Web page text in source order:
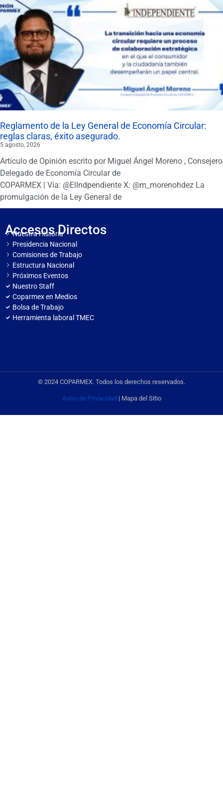
Reglamento de la Ley General de Economía Circular:
reglas claras, éxito asegurado.
5 agosto, 2026
Artículo de Opinión escrito por Miguel Ángel Moreno , Consejero
Delegado de Economía Circular de
COPARMEX | Vía: @ElIndpendiente X: @m_morenohdez La
promulgación de la Ley General de
Accesos Directos
Nuestra Historia
Presidencia Nacional
Comisiones de Trabajo
Estructura Nacional
Próximos Eventos
Nuestro Staff
Coparmex en Medios
Bolsa de Trabajo
Herramienta laboral TMEC
© 2024 COPARMEX. Todos los derechos reservados.
Aviso de Privacidad| Mapa del Sitio